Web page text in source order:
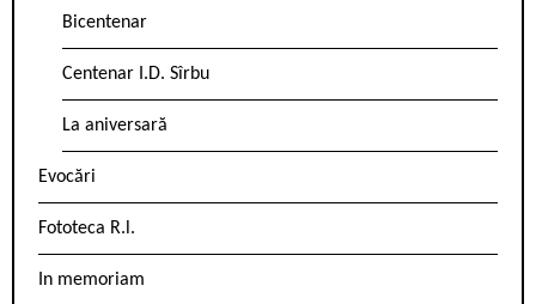
Bicentenar
Centenar I.D. Sîrbu
La aniversară
Evocări
Fototeca R.l.
In memoriam